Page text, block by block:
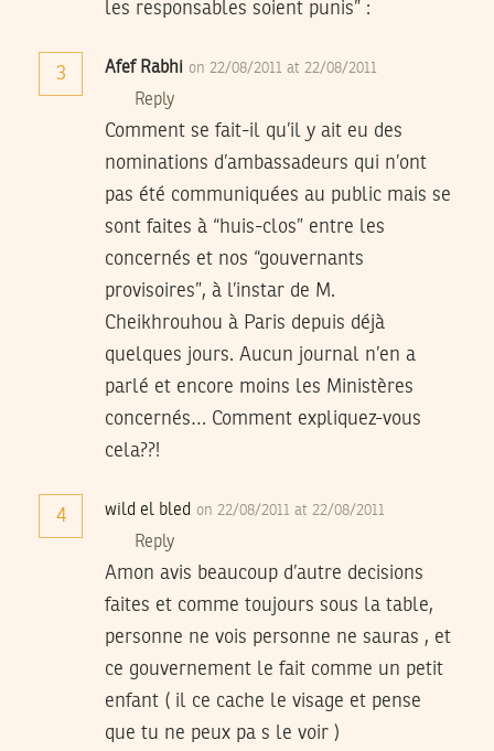
les responsables soient punis” :
3 Afef Rabhi on 22/08/2011 at 22/08/2011
Reply
Comment se fait-il qu’il y ait eu des
nominations d’ambassadeurs qui n’ont
pas été communiquées au public mais se
sont faites à “huis-clos” entre les
concernés et nos “gouvernants
provisoires”, à l’instar de M.
Cheikhrouhou à Paris depuis déjà
quelques jours. Aucun journal n’en a
parlé et encore moins les Ministères
concernés… Comment expliquez-vous
cela??!
4 wild el bled on 22/08/2011 at 22/08/2011
Reply
Amon avis beaucoup d’autre decisions
faites et comme toujours sous la table,
personne ne vois personne ne sauras , et
ce gouvernement le fait comme un petit
enfant ( il ce cache le visage et pense
que tu ne peux pa s le voir )